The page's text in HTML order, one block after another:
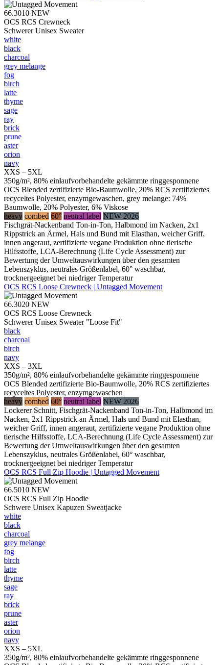
66.3010 NEW
OCS RCS Crewneck
Schwerer Unisex Sweater
white
black
charcoal
grey melange
fog
birch
latte
thyme
sage
ray
brick
prune
aster
orion
navy
XXS – 5XL
350g/m², 80% einlaufvorbehandelte gekämmte ringgesponnene
OCS Blended zertifizierte Bio-Baumwolle, 20% RCS zertifiziertes
recyceltes Polyester, enzymgewaschen, grey melange: 74%
Baumwolle, 20% Polyester, 6% Viskose
heavy combed 60° neutral label NEW 2026
Fischgrät-Nackenband Ton-in-Ton, Halbmond im Nacken, 2x1
Rippstrick an Ärmel, Hals und Bund mit Elasthan, weicher Griff,
innen angeraut, zertifizierte vegane Produktion ohne tierische
Hilfsstoffe, LCA-Berechnung (Life Cycle Assessment) zur
Bewertung der Umweltauswirkungen über den gesamten
Lebenszyklus, neutrales Größenlabel, 60° waschbar,
trocknergeeignet bei niedriger Temperatur
OCS RCS Loose Crewneck | Untagged Movement
66.3020 NEW
OCS RCS Loose Crewneck
Schwerer Unisex Sweater "Loose Fit"
black
charcoal
birch
navy
XXS – 3XL
350g/m², 80% einlaufvorbehandelte gekämmte ringgesponnene
OCS Blended zertifizierte Bio-Baumwolle, 20% RCS zertifiziertes
recyceltes Polyester, enzymgewaschen
heavy combed 60° neutral label NEW 2026
Lockerer Schnitt, Fischgrät-Nackenband Ton-in-Ton, Halbmond im
Nacken, 2x1 Rippstrick an Ärmel, Hals und Bund mit Elasthan,
weicher Griff, innen angeraut, zertifizierte vegane Produktion ohne
tierische Hilfsstoffe, LCA-Berechnung (Life Cycle Assessment) zur
Bewertung der Umweltauswirkungen über den gesamten
Lebenszyklus, neutrales Größenlabel, 60° waschbar,
trocknergeeignet bei niedriger Temperatur
OCS RCS Full Zip Hoodie | Untagged Movement
66.5010 NEW
OCS RCS Full Zip Hoodie
Schwere Unisex Kapuzen Sweatjacke
white
black
charcoal
grey melange
fog
birch
latte
thyme
sage
ray
brick
prune
aster
orion
navy
XXS – 5XL
350g/m², 80% einlaufvorbehandelte gekämmte ringgesponnene